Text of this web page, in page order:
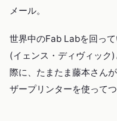
メール。
世界中のFab Labを回っ
(イェンス・ディヴィック
際に、たまたま藤本さん
ザープリンターを使って